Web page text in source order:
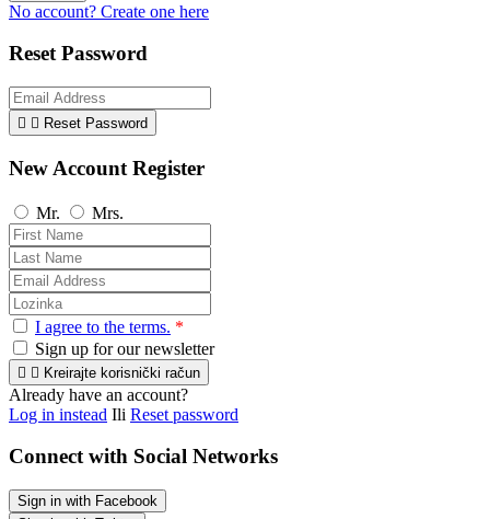
No account? Create one here
Reset Password
  Reset Password
New Account Register
Mr. Mrs.
I agree to the terms. *
Sign up for our newsletter
  Kreirajte korisnički račun
Already have an account?
Log in instead Ili Reset password
Connect with Social Networks
Sign in with Facebook